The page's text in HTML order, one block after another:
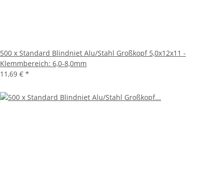
500 x Standard Blindniet Alu/Stahl Großkopf 5,0x12x11 -
Klemmbereich: 6,0-8,0mm
11,69 € *